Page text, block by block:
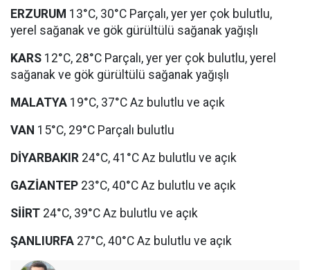
ERZURUM 13°C, 30°C Parçalı, yer yer çok bulutlu,
yerel sağanak ve gök gürültülü sağanak yağışlı
KARS 12°C, 28°C Parçalı, yer yer çok bulutlu, yerel
sağanak ve gök gürültülü sağanak yağışlı
MALATYA 19°C, 37°C Az bulutlu ve açık
VAN 15°C, 29°C Parçalı bulutlu
DİYARBAKIR 24°C, 41°C Az bulutlu ve açık
GAZİANTEP 23°C, 40°C Az bulutlu ve açık
SİİRT 24°C, 39°C Az bulutlu ve açık
ŞANLIURFA 27°C, 40°C Az bulutlu ve açık